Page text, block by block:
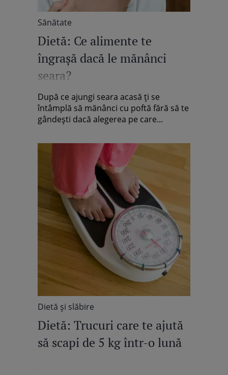
Sănătate
Dietă: Ce alimente te
îngraşă dacă le mănânci
seara?
După ce ajungi seara acasă ţi se
întâmplă să mănânci cu poftă fără să te
gândeşti dacă alegerea pe care...
Dietă şi slăbire
Dietă: Trucuri care te ajută
să scapi de 5 kg într-o lună